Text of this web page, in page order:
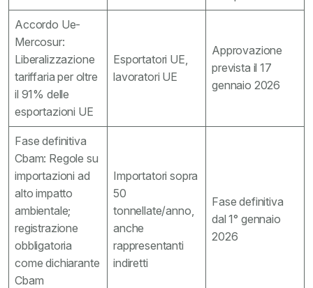
Accordo Ue-
Mercosur:
Liberalizzazione
tariffaria per oltre
il 91% delle
esportazioni UE
Esportatori UE,
lavoratori UE
Approvazione
prevista il 17
gennaio 2026
Fase definitiva
Cbam: Regole su
importazioni ad
alto impatto
ambientale;
registrazione
obbligatoria
come dichiarante
Cbam
Importatori sopra
50
tonnellate/anno,
anche
rappresentanti
indiretti
Fase definitiva
dal 1° gennaio
2026